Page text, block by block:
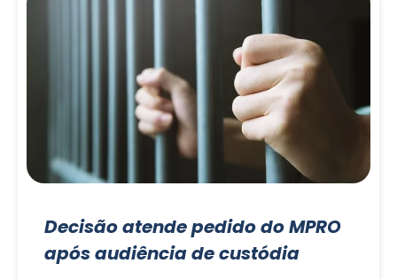
Decisão atende pedido do MPRO
após audiência de custódia